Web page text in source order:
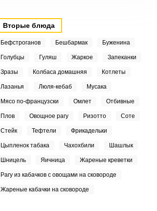
Вторые блюда
Бефстроганов Бешбармак Буженина
Голубцы Гуляш Жаркое Запеканки
Зразы Колбаса домашняя Котлеты
Лазанья Люля-кебаб Мусака
Мясо по-французски Омлет Отбивные
Плов Овощное рагу Ризотто Соте
Стейк Тефтели Фрикадельки
Цыпленок табака Чахохбили Шашлык
Шницель Яичница Жареные креветки
Рагу из кабачков с овощами на сковороде
Жареные кабачки на сковороде